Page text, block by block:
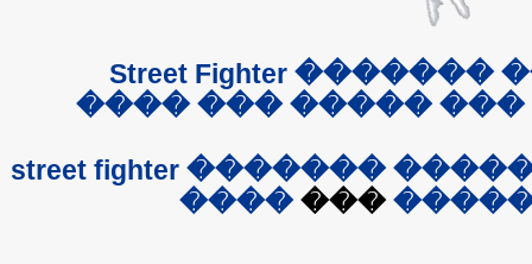
���� ���� ������� Street Fighter
street fighter �������
���
����